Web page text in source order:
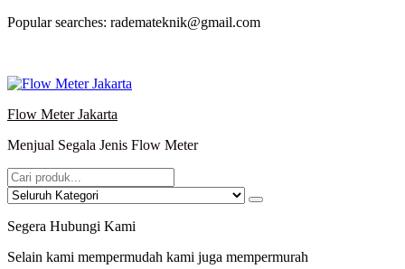
Lompat
Popular searches: rademateknik@gmail.com
Flow Meter Jakarta
Menjual Segala Jenis Flow Meter
Segera Hubungi Kami
Selain kami mempermudah kami juga mempermurah